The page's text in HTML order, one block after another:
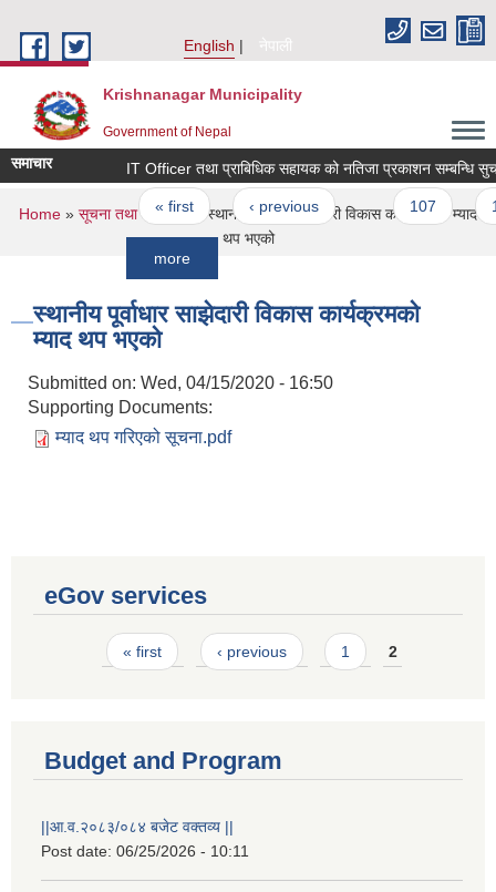
English
नेपाली
Krishnanagar Municipality
Government of Nepal
समाचार IT Officer तथा प्राबिधिक सहायक को नतिजा प्रकाशन सम्बन्धि सुचना
Pages
« first ‹ previous … 107 108
more
You are here
Home » सूचना तथा जानकारी» स्थानीय पूर्वाधार साझेदारी विकास कार्यक्रमको म्याद
थप भएको
स्थानीय पूर्वाधार साझेदारी विकास कार्यक्रमको
म्याद थप भएको
Submitted on: Wed, 04/15/2020 - 16:50
Supporting Documents:
म्याद थप गरिएको सूचना.pdf
eGov services
Pages« first ‹ previous 1 2
Budget and Program
||आ.व.२०८३/०८४ बजेट वक्तव्य ||
Post date: 06/25/2026 - 10:11